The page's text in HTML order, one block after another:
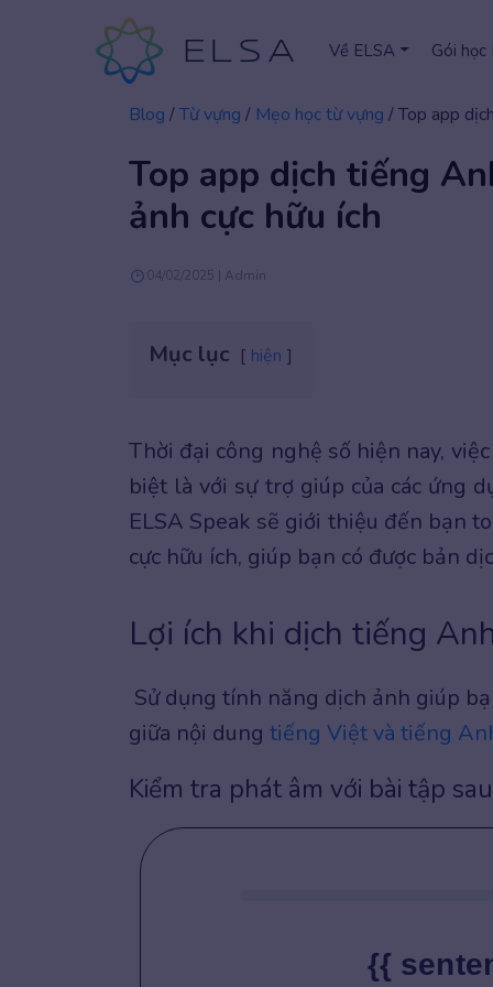
Về ELSA Gói học
Blog /Từ vựng / Mẹo học từ vựng /Top app
Top app dịch tiếng
ảnh cực hữu ích
04/02/2025 | Admin
Mục lục hiện
Thời đại công nghệ số hiện nay,
biệt là với sự trợ giúp của các ứng
ELSA Speak sẽ giới thiệu đến bạn
cực hữu ích, giúp bạn có được bản
Lợi ích khi dịch tiếng
Sử dụng tính năng dịch ảnh giúp
giữa nội dung tiếng Việt và tiếng
Kiểm tra phát âm với bài tập
{{